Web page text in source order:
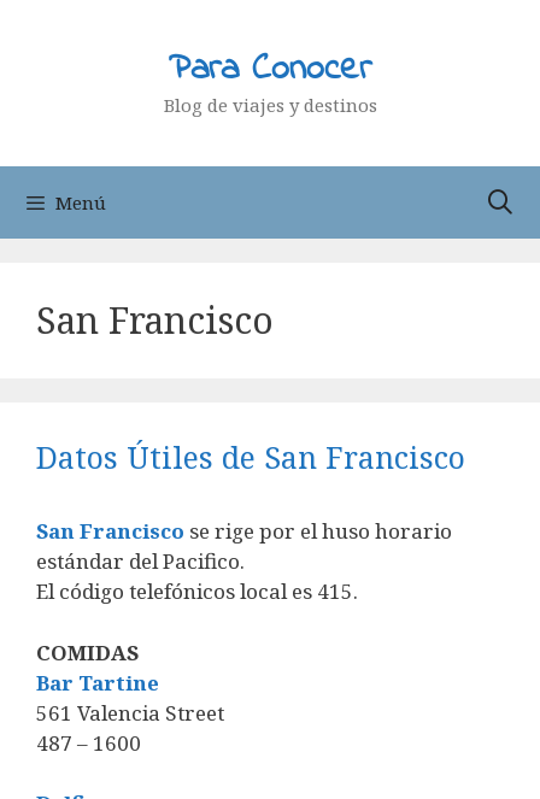
Para Conocer
Blog de viajes y destinos
Menú
San Francisco
Datos Útiles de San Francisco
San Francisco se rige por el huso horario
estándar del Pacifico.
El código telefónicos local es 415.
COMIDAS
Bar Tartine
561 Valencia Street
487 – 1600